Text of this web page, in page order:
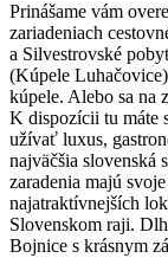
Prinášame vám
zariadeniach
a Silvestrovské
(Kúpele
kúpele. Alebo sa na
K dispozícii tu máte
užívať luxus,
najväčšia slovenská
zaradenia majú
najatraktívnejších
Slovenskom raji.
Bojnice s krásnym